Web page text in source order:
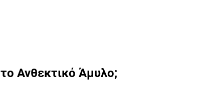
το Ανθεκτικό Άμυλο;